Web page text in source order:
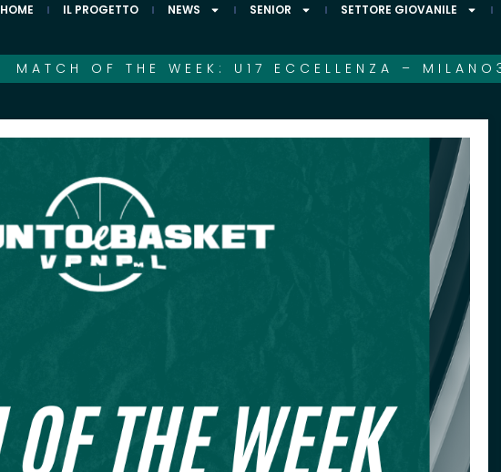
HOME IL PROGETTO NEWS SENIOR SETTORE GIOVANILE
MATCH OF THE WEEK: U17 ECCELLENZA –